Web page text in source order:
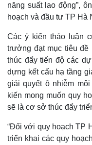
năng suất lao động”,
hoạch và đầu tư TP Hà
Các ý kiến thảo luận
trưởng đạt mục tiêu đề
thúc đẩy tiến độ các
dựng kết cấu hạ tầng
giải quyết ô nhiễm
kiến mong muốn quy
sẽ là cơ sở thúc đẩy
“Đối với quy hoạch TP
triển khai các quy